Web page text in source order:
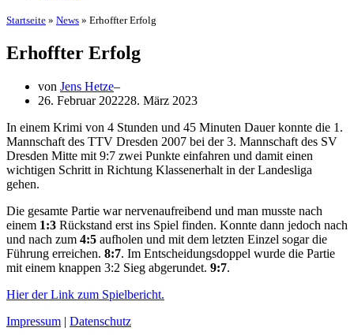
Startseite » News » Erhoffter Erfolg
Erhoffter Erfolg
von Jens Hetze
26. Februar 202228. März 2023
In einem Krimi von 4 Stunden und 45 Minuten Dauer konnte die 1.
Mannschaft des TTV Dresden 2007 bei der 3. Mannschaft des SV
Dresden Mitte mit 9:7 zwei Punkte einfahren und damit einen
wichtigen Schritt in Richtung Klassenerhalt in der Landesliga
gehen.
Die gesamte Partie war nervenaufreibend und man musste nach
einem 1:3 Rückstand erst ins Spiel finden. Konnte dann jedoch nach
und nach zum 4:5 aufholen und mit dem letzten Einzel sogar die
Führung erreichen. 8:7. Im Entscheidungsdoppel wurde die Partie
mit einem knappen 3:2 Sieg abgerundet. 9:7.
Hier der Link zum Spielbericht.
Impressum | Datenschutz